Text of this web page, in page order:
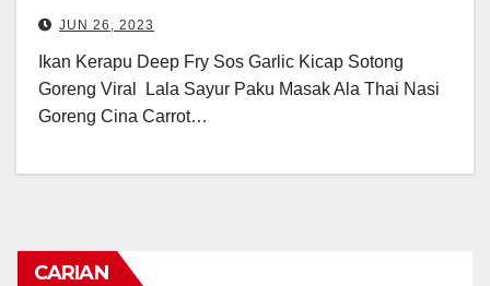
JUN 26, 2023
Ikan Kerapu Deep Fry Sos Garlic Kicap Sotong
Goreng Viral Lala Sayur Paku Masak Ala Thai Nasi
Goreng Cina Carrot…
CARIAN